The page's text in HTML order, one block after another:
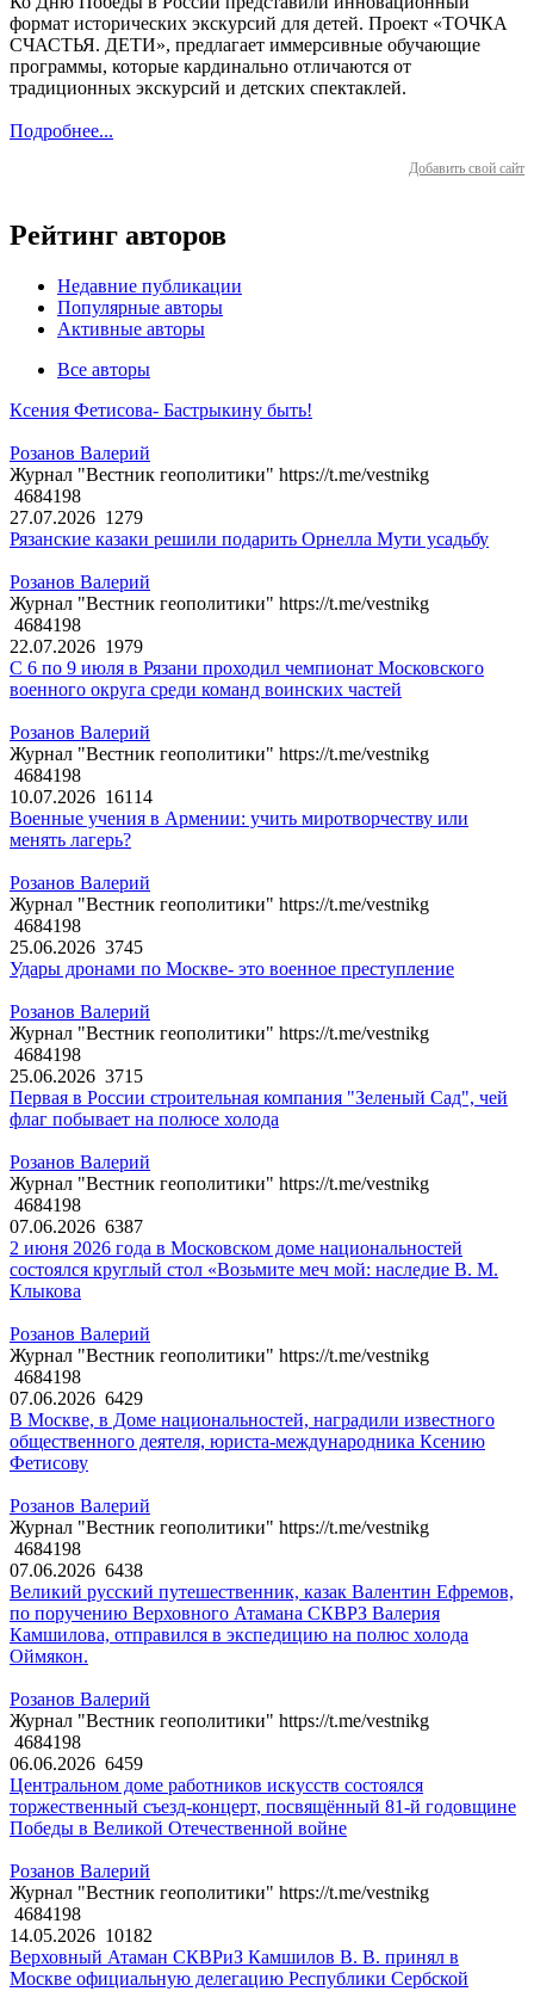
формат исторических экскурсий для детей. Проект «ТОЧКА
СЧАСТЬЯ. ДЕТИ», предлагает иммерсивные обучающие
программы, которые кардинально отличаются от
традиционных экскурсий и детских спектаклей.
Подробнее...
Добавить свой сайт
Рейтинг авторов
Недавние публикации
Популярные авторы
Активные авторы
Все авторы
Ксения Фетисова- Бастрыкину быть!
Розанов Валерий
Журнал "Вестник геополитики" https://t.me/vestnikg
4684198
27.07.2026 1279
Рязанские казаки решили подарить Орнелла Мути усадьбу
Розанов Валерий
Журнал "Вестник геополитики" https://t.me/vestnikg
4684198
22.07.2026 1979
С 6 по 9 июля в Рязани проходил чемпионат Московского
военного округа среди команд воинских частей
Розанов Валерий
Журнал "Вестник геополитики" https://t.me/vestnikg
4684198
10.07.2026 16114
Военные учения в Армении: учить миротворчеству или
менять лагерь?
Розанов Валерий
Журнал "Вестник геополитики" https://t.me/vestnikg
4684198
25.06.2026 3745
Удары дронами по Москве- это военное преступление
Розанов Валерий
Журнал "Вестник геополитики" https://t.me/vestnikg
4684198
25.06.2026 3715
Первая в России строительная компания "Зеленый Сад", чей
флаг побывает на полюсе холода
Розанов Валерий
Журнал "Вестник геополитики" https://t.me/vestnikg
4684198
07.06.2026 6387
2 июня 2026 года в Московском доме национальностей
состоялся круглый стол «Возьмите меч мой: наследие В. М.
Клыкова
Розанов Валерий
Журнал "Вестник геополитики" https://t.me/vestnikg
4684198
07.06.2026 6429
В Москве, в Доме национальностей, наградили известного
общественного деятеля, юриста-международника Ксению
Фетисову
Розанов Валерий
Журнал "Вестник геополитики" https://t.me/vestnikg
4684198
07.06.2026 6438
Великий русский путешественник, казак Валентин Ефремов,
по поручению Верховного Атамана СКВРЗ Валерия
Камшилова, отправился в экспедицию на полюс холода
Оймякон.
Розанов Валерий
Журнал "Вестник геополитики" https://t.me/vestnikg
4684198
06.06.2026 6459
Центральном доме работников искусств состоялся
торжественный съезд-концерт, посвящённый 81-й годовщине
Победы в Великой Отечественной войне
Розанов Валерий
Журнал "Вестник геополитики" https://t.me/vestnikg
4684198
14.05.2026 10182
Верховный Атаман СКВРиЗ Камшилов В. В. принял в
Москве официальную делегацию Республики Сербской